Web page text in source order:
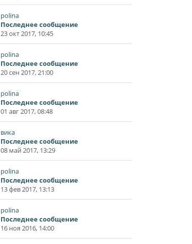
polina
Последнее сообщение
23 окт 2017, 10:45
polina
Последнее сообщение
20 сен 2017, 21:00
polina
Последнее сообщение
01 авг 2017, 08:48
вика
Последнее сообщение
08 май 2017, 13:29
polina
Последнее сообщение
13 фев 2017, 13:13
polina
Последнее сообщение
16 ноя 2016, 14:00